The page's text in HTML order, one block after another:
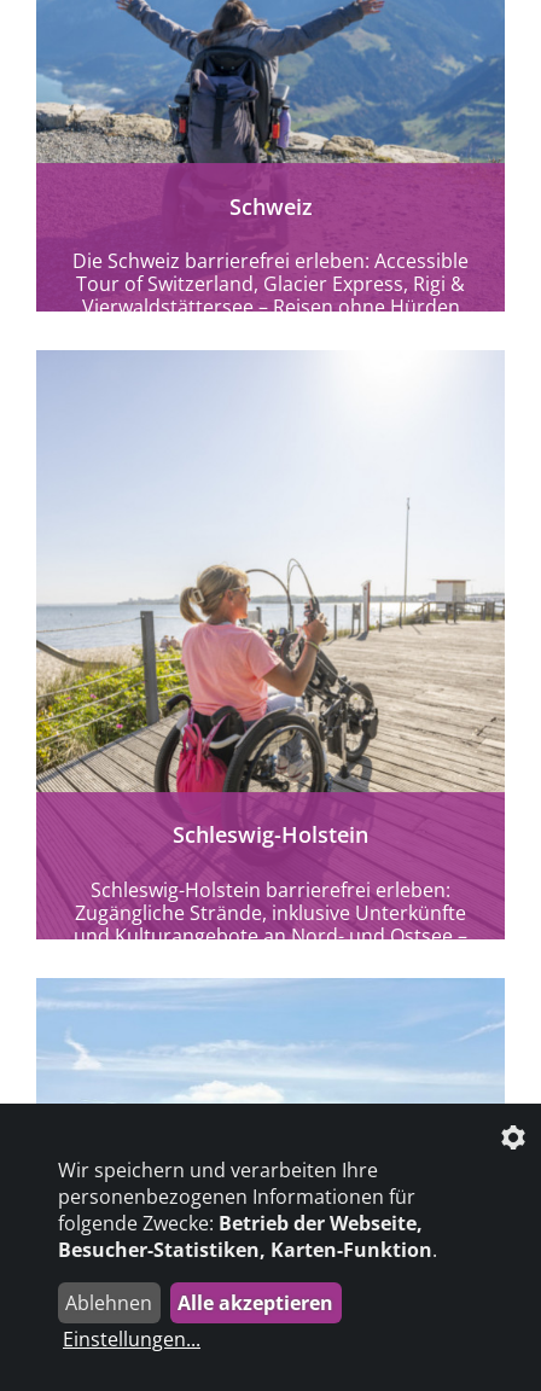
mehr erfahren
Schweiz
Die Schweiz barrierefrei erleben: Accessible
Tour of Switzerland, Glacier Express, Rigi &
Vierwaldstättersee – Reisen ohne Hürden
mehr erfahren
Schleswig-Holstein
Schleswig-Holstein barrierefrei erleben:
Zugängliche Strände, inklusive Unterkünfte
und Kulturangebote an Nord- und Ostsee –
Wir speichern und verarbeiten Ihre
personenbezogenen Informationen für
folgende Zwecke: Betrieb der Webseite,
Besucher-Statistiken, Karten-Funktion.
Ablehnen
Alle akzeptieren
Einstellungen...